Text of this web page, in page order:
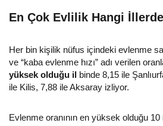
En Çok Evlilik Hangi İllerde
Her bin kişilik nüfus içindeki evlenme
ve “kaba evlenme hızı” adı verilen
yüksek olduğu il binde 8,15 ile
ile Kilis, 7,88 ile Aksaray izliyor.
Evlenme oranının en yüksek olduğu 10